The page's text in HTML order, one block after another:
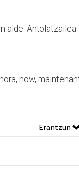
alde. Antolatzailea:
now,
Erantzun